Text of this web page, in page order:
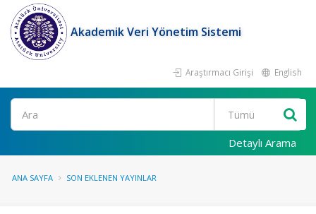
Akademik Veri Yönetim Sistemi
Araştırmacı Girişi English
Ara
Detaylı Arama
ANA SAYFA SON EKLENEN YAYINLAR